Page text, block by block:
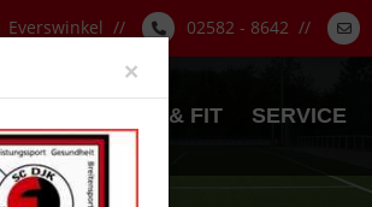
Everswinkel // 02582 - 8642 //
GESUND & FIT SERVICE
×